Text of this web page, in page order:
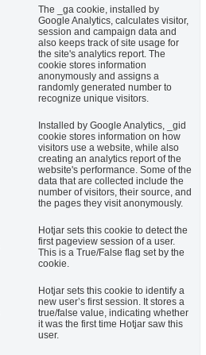
The _ga cookie, installed by
Google Analytics, calculates visitor,
session and campaign data and
also keeps track of site usage for
the site's analytics report. The
cookie stores information
anonymously and assigns a
randomly generated number to
recognize unique visitors.
Installed by Google Analytics, _gid
cookie stores information on how
visitors use a website, while also
creating an analytics report of the
website's performance. Some of the
data that are collected include the
number of visitors, their source, and
the pages they visit anonymously.
Hotjar sets this cookie to detect the
first pageview session of a user.
This is a True/False flag set by the
cookie.
Hotjar sets this cookie to identify a
new user’s first session. It stores a
true/false value, indicating whether
it was the first time Hotjar saw this
user.